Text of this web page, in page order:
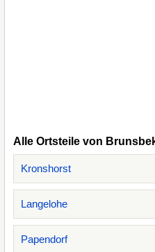
Alle Ortsteile von
Kronshorst
Langelohe
Papendorf